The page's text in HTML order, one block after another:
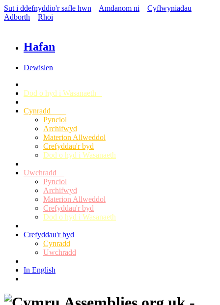
Sut i ddefnyddio'r safle hwn Amdanom ni
Cyflwyniadau
Adborth
Rhoi
Hafan
Dewislen
Dod o hyd i Wasanaeth
Cynradd
Pynciol
Archifwyd
Materion Allweddol
Crefyddau'r byd
Dod o hyd i Wasanaeth
Uwchradd
Pynciol
Archifwyd
Materion Allweddol
Crefyddau'r byd
Dod o hyd i Wasanaeth
Crefyddau'r byd
Cynradd
Uwchradd
In English